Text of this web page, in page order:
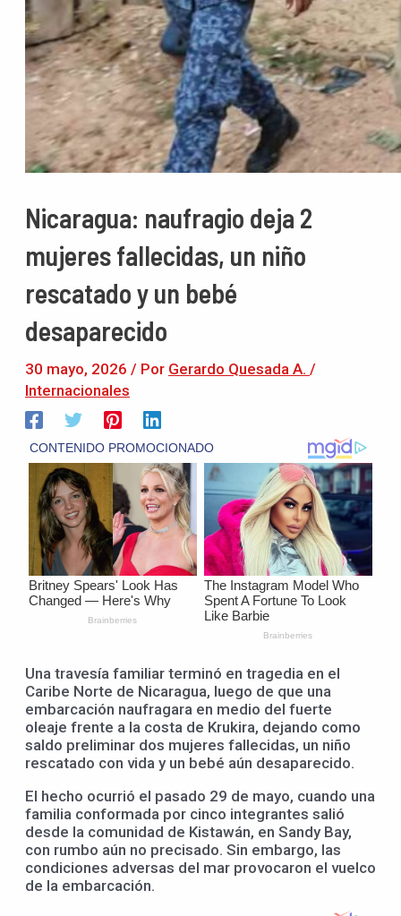
Nicaragua: naufragio deja 2
mujeres fallecidas, un niño
rescatado y un bebé
desaparecido
30 mayo, 2026 / Por Gerardo Quesada A. /
Internacionales
Una travesía familiar terminó en tragedia en el
Caribe Norte de Nicaragua, luego de que una
embarcación naufragara en medio del fuerte
oleaje frente a la costa de Krukira, dejando como
saldo preliminar dos mujeres fallecidas, un niño
rescatado con vida y un bebé aún desaparecido.
El hecho ocurrió el pasado 29 de mayo, cuando una
familia conformada por cinco integrantes salió
desde la comunidad de Kistawán, en Sandy Bay,
con rumbo aún no precisado. Sin embargo, las
condiciones adversas del mar provocaron el vuelco
de la embarcación.